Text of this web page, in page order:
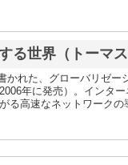
る世界（トーマ
れた、グローバリゼー
年に発売）。インタ
る高速なネットワーク